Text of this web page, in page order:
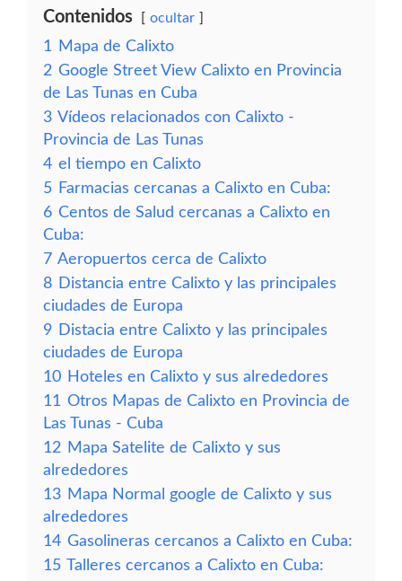
Contenidos ocultar
1
Mapa de Calixto
2 Google Street View Calixto en Provincia
de Las Tunas en Cuba
3 Vídeos relacionados con Calixto -
Provincia de Las Tunas
4 el tiempo en Calixto
5 Farmacias cercanas a Calixto en Cuba:
6 Centos de Salud cercanas a Calixto en
Cuba:
7 Aeropuertos cerca de Calixto
8 Distancia entre Calixto y las principales
ciudades de Europa
9 Distacia entre Calixto y las principales
ciudades de Europa
10 Hoteles en Calixto y sus alrededores
11 Otros Mapas de Calixto en Provincia de
Las Tunas - Cuba
12 Mapa Satelite de Calixto y sus
alrededores
13 Mapa Normal google de Calixto y sus
alrededores
14 Gasolineras cercanos a Calixto en Cuba:
15 Talleres cercanos a Calixto en Cuba: